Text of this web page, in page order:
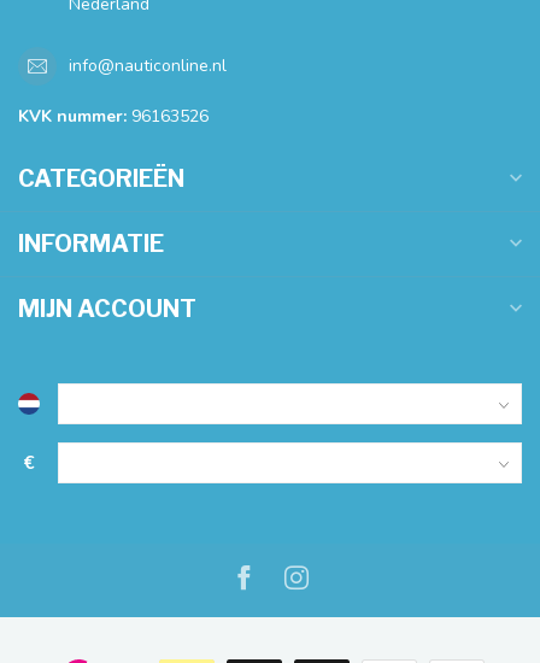
info@nauticonline.nl
KVK nummer: 96163526
CATEGORIEËN
INFORMATIE
MIJN ACCOUNT
€